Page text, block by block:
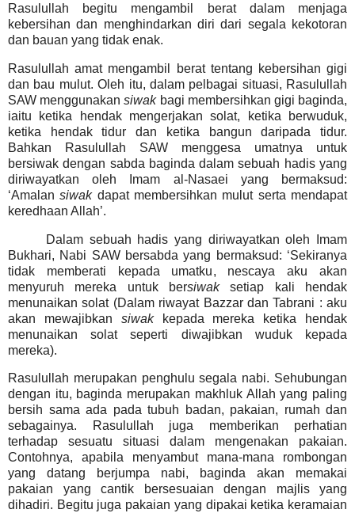
Rasulullah begitu mengambil berat dalam menjaga
kebersihan dan menghindarkan diri dari segala kekotoran
dan bauan yang tidak enak.
Rasulullah amat mengambil berat tentang kebersihan gigi
dan bau mulut. Oleh itu, dalam pelbagai situasi, Rasulullah
SAW menggunakansiwakbagi membersihkan gigi baginda,
iaitu ketika hendak mengerjakan solat, ketika berwuduk,
ketika hendak tidur dan ketika bangun daripada tidur.
Bahkan Rasulullah SAW menggesa umatnya untuk
bersiwak dengan sabda baginda dalam sebuah hadis yang
diriwayatkan oleh Imam al-Nasaei yang bermaksud:
‘Amalansiwakdapat membersihkan mulut serta mendapat
keredhaan Allah’.
Dalam sebuah hadis yang diriwayatkan oleh Imam
Bukhari, Nabi SAW bersabda yang bermaksud: ‘Sekiranya
tidak memberati kepada umatku, nescaya aku akan
menyuruh mereka untuk bersiwaksetiap kali hendak
menunaikan solat (Dalam riwayat Bazzar dan Tabrani : aku
akan mewajibkan siwakkepada mereka ketika hendak
menunaikan solat seperti diwajibkan wuduk kepada
mereka).
Rasulullah merupakan penghulu segala nabi. Sehubungan
dengan itu, baginda merupakan makhluk Allah yang paling
bersih sama ada pada tubuh badan, pakaian, rumah dan
sebagainya. Rasulullah juga memberikan perhatian
terhadap sesuatu situasi dalam mengenakan pakaian.
Contohnya, apabila menyambut mana-mana rombongan
yang datang berjumpa nabi, baginda akan memakai
pakaian yang cantik bersesuaian dengan majlis yang
dihadiri. Begitu juga pakaian yang dipakai ketika keramaian